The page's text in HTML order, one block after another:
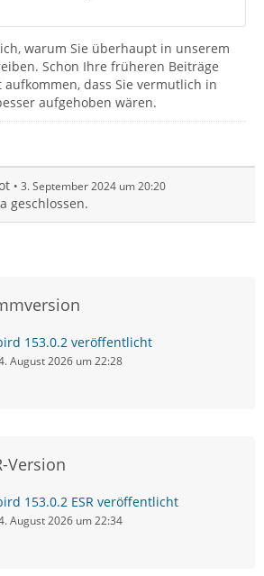
warum Sie überhaupt in unserem
Schon Ihre früheren Beiträge
aufkommen, dass Sie vermutlich in
aufgehoben wären.
3. September 2024 um 20:20
geschlossen.
153.0.2 veröffentlicht
August 2026 um 22:28
Version
153.0.2 ESR veröffentlicht
August 2026 um 22:34